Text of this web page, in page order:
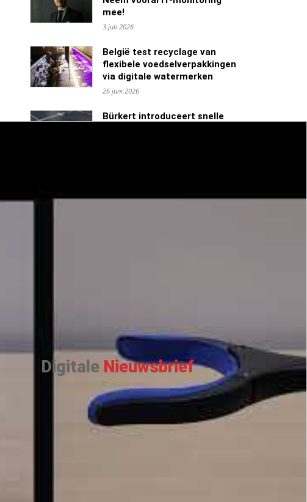
mee!
3 juli 2026
België test recyclage van
flexibele voedselverpakkingen
via digitale watermerken
26 juni 2026
Bürkert introduceert snelle
Digitale Nieuwsbrief
SCHRIJF JE IN VOOR ONZE WEKELIJKSE
NIEUWSBRIEVEN